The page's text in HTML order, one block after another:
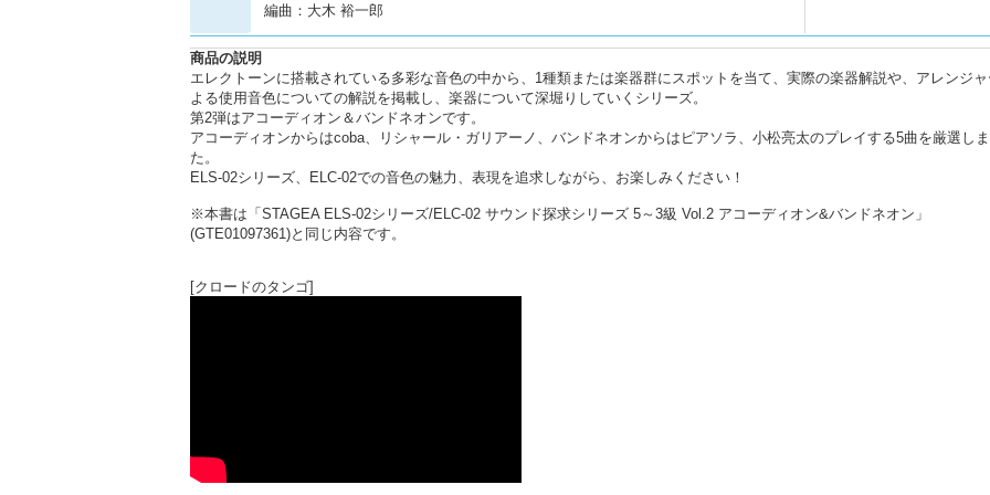
編曲：大木 裕一郎
商品の説明
エレクトーンに搭載されている多彩な音色の中から、1種類または楽器群にスポットを当て、実際の楽器解説や、アレンジャ
よる使用音色についての解説を掲載し、楽器について深堀りしていくシリーズ。
第2弾はアコーディオン＆バンドネオンです。
アコーディオンからはcoba、リシャール・ガリアーノ、バンドネオンからはピアソラ、小松亮太のプレイする5曲を厳選し
た。
ELS-02シリーズ、ELC-02での音色の魅力、表現を追求しながら、お楽しみください！
※本書は「STAGEA ELS-02シリーズ/ELC-02 サウンド探求シリーズ 5～3級 Vol.2 アコーディオン&バンドネオン」
(GTE01097361)と同じ内容です。
[クロードのタンゴ]